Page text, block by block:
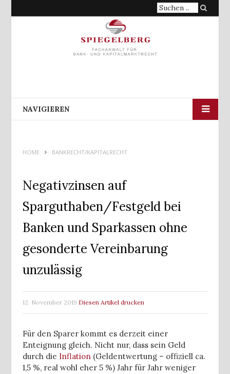
Suche
NAVIGIEREN
HOME BANKRECHT/KAPITALRECHT
Negativzinsen auf
Sparguthaben/Festgeld bei
Banken und Sparkassen ohne
gesonderte Vereinbarung
unzulässig
12. November 2019 Diesen Artikel drucken
Für den Sparer kommt es derzeit einer
Enteignung gleich. Nicht nur, dass sein Geld
durch die Inflation (Geldentwertung – offiziell ca.
1,5 %, real wohl eher 5 %) Jahr für Jahr weniger